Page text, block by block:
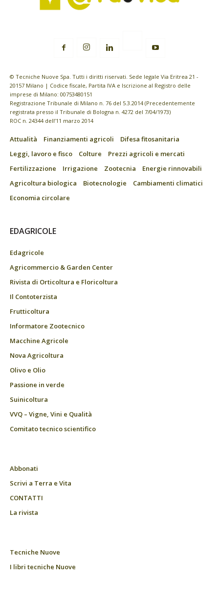
© Tecniche Nuove Spa. Tutti i diritti riservati. Sede legale Via Eritrea 21 -
20157 Milano | Codice fiscale, Partita IVA e Iscrizione al Registro delle
imprese di Milano: 00753480151
Registrazione Tribunale di Milano n. 76 del 5.3.2014 (Precedentemente
registrata presso il Tribunale di Bologna n. 4272 del 7/04/1973)
ROC n. 24344 dell’11 marzo 2014
Attualità Finanziamenti agricoli
Difesa fitosanitaria
Leggi, lavoro e fisco
Colture
Prezzi agricoli e mercati
Fertilizzazione
Irrigazione Zootecnia
Energie rinnovabili
Agricoltura biologica
Biotecnologie
Cambiamenti climatici
Economia circolare
EDAGRICOLE
Edagricole
Agricommercio & Garden Center
Rivista di Orticoltura e Floricoltura
Il Contoterzista
Frutticoltura
Informatore Zootecnico
Macchine Agricole
Nova Agricoltura
Olivo e Olio
Passione in verde
Suinicoltura
VVQ – Vigne, Vini e Qualità
Comitato tecnico scientifico
Abbonati
Scrivi a Terra e Vita
CONTATTI
La rivista
Tecniche Nuove
I libri tecniche Nuove